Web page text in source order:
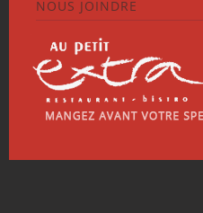
NOUS JOINDRE